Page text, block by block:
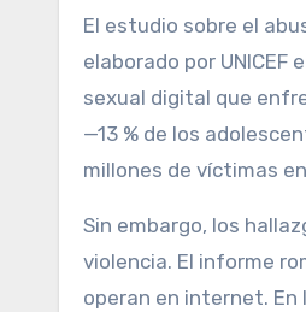
El estudio sobre el
elaborado por
sexual digital que
—13 % de los
millones de víctimas
Sin embargo, los
violencia. El informe
operan en internet. En